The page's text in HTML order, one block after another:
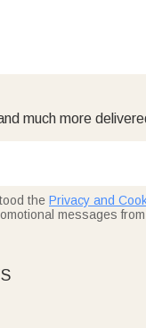
much more
the Privacy and
messages